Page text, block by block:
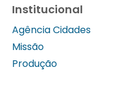
Institucional
Agência Cidades
Missão
Produção